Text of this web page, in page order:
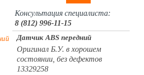
Консультация специалиста:
8 (812) 996-11-15
Датчик ABS передний
Оригинал Б.У. в хорошем
состоянии, без дефектов
13329258